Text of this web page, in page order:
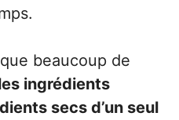
beaucoup de
ingrédients
secs d’un seul